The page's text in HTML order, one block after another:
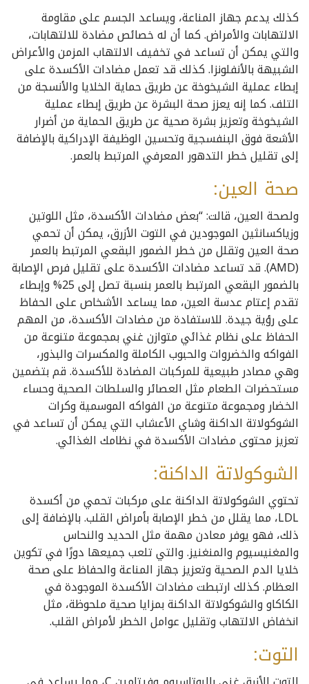
كذلك يدعم جهاز المناعة، ويساعد الجسم على مقاومة
الالتهابات والأمراض. كما أن له خصائص مضادة للالتهابات،
والتي يمكن أن تساعد في تخفيف الالتهاب المزمن والأعراض
الشبيهة بالأنفلونزا. كذلك قد تعمل مضادات الأكسدة على
إبطاء عملية الشيخوخة عن طريق حماية الخلايا والأنسجة من
التلف. كما إنه يعزز صحة البشرة عن طريق إبطاء عملية
الشيخوخة وتعزيز بشرة صحية عن طريق الحماية من أضرار
الأشعة فوق البنفسجية وتحسين الوظيفة الإدراكية بالإضافة
إلى تقليل خطر التدهور المعرفي المرتبط بالعمر.
صحة العين:
ولصحة العين، قالت: “بعض مضادات الأكسدة، مثل اللوتين
وزياكسانثين الموجودين في التوت الأزرق، يمكن أن تحمي
صحة العين وتقلل من خطر الضمور البقعي المرتبط بالعمر
(AMD). قد تساعد مضادات الأكسدة على تقليل فرص الإصابة
بالضمور البقعي المرتبط بالعمر بنسبة تصل إلى 25% وإبطاء
تقدم إعتام عدسة العين، مما يساعد الأشخاص على الحفاظ
على رؤية جيدة. للاستفادة من مضادات الأكسدة، من المهم
الحفاظ على نظام غذائي متوازن غني بمجموعة متنوعة من
الفواكه والخضروات والحبوب الكاملة والمكسرات والبذور،
وهي مصادر طبيعية للمركبات المضادة للأكسدة. قم بتضمين
مستحضرات الطعام مثل العصائر والسلطات الصحية وحساء
الخضار ومجموعة متنوعة من الفواكه الموسمية وكرات
الشوكولاتة الداكنة وشاي الأعشاب التي يمكن أن تساعد في
تعزيز محتوى مضادات الأكسدة في نظامك الغذائي.
الشوكولاتة الداكنة:
تحتوي الشوكولاتة الداكنة على مركبات تحمي من أكسدة
LDL، مما يقلل من خطر الإصابة بأمراض القلب. بالإضافة إلى
ذلك، فهو يوفر معادن مهمة مثل الحديد والنحاس
والمغنيسيوم والمنغنيز. والتي تلعب جميعها دورًا في تكوين
خلايا الدم الصحية وتعزيز جهاز المناعة والحفاظ على صحة
العظام. كذلك ارتبطت مضادات الأكسدة الموجودة في
الكاكاو والشوكولاتة الداكنة بمزايا صحية ملحوظة، مثل
انخفاض الالتهاب وتقليل عوامل الخطر لأمراض القلب.
التوت: